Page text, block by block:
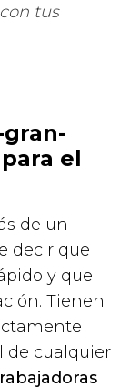
tus
el
de un
decir que
y que
Tienen
de cualquier